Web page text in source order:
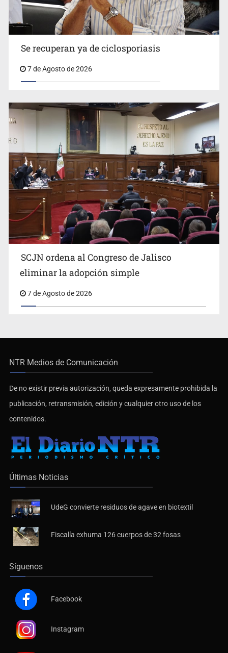
UdeG convierte residuos de agave en biotextil
Se recuperan ya de ciclosporiasis
7 de Agosto de 2026
SCJN ordena al Congreso de Jalisco
eliminar la adopción simple
7 de Agosto de 2026
NTR Medios de Comunicación
De no existir previa autorización, queda expresamente prohibida la
publicación, retransmisión, edición y cualquier otro uso de los
contenidos.
Últimas Noticias
UdeG convierte residuos de agave en biotextil
Fiscalía exhuma 126 cuerpos de 32 fosas
Síguenos
Facebook
Instagram